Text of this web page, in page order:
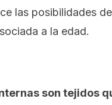
las posibilidades
a la edad.
son tejidos